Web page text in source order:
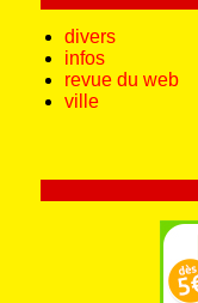
divers
infos
revue du web
ville